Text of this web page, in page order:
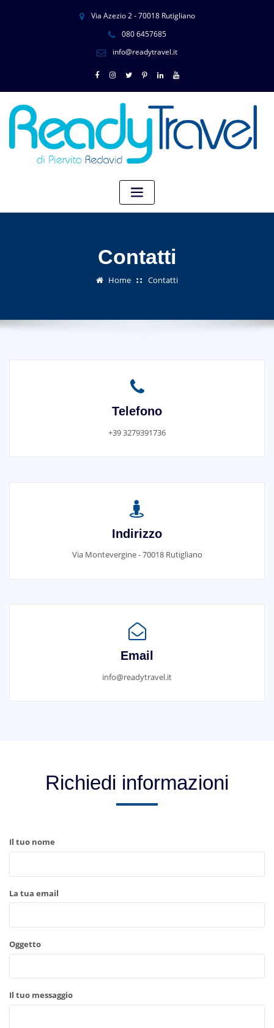
Via Azezio 2 - 70018 Rutigliano
080 6457685
info@readytravel.it
Contatti
Home Contatti
Telefono
+39 3279391736
Indirizzo
Via Montevergine - 70018 Rutigliano
Email
info@readytravel.it
Richiedi informazioni
Il tuo nome
La tua email
Oggetto
Il tuo messaggio